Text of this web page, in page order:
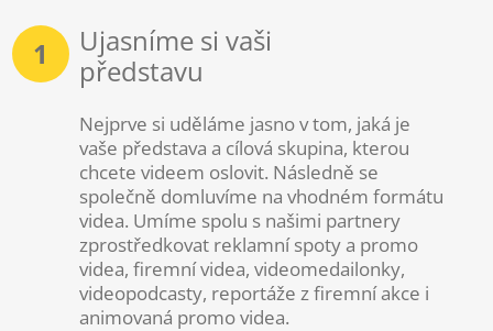
1
Ujasníme si vaši
představu
Nejprve si uděláme jasno v tom, jaká je
vaše představa a cílová skupina, kterou
chcete videem oslovit. Následně se
společně domluvíme na vhodném formátu
videa. Umíme spolu s našimi partnery
zprostředkovat reklamní spoty a promo
videa, firemní videa, videomedailonky,
videopodcasty, reportáže z firemní akce i
animovaná promo videa.